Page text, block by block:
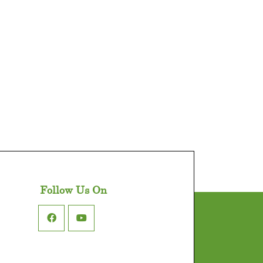
Follow Us On